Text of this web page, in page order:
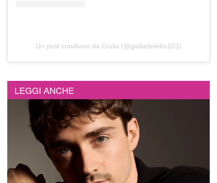
Un post condiviso da Giulia (@giuliadelellis103)
LEGGI ANCHE